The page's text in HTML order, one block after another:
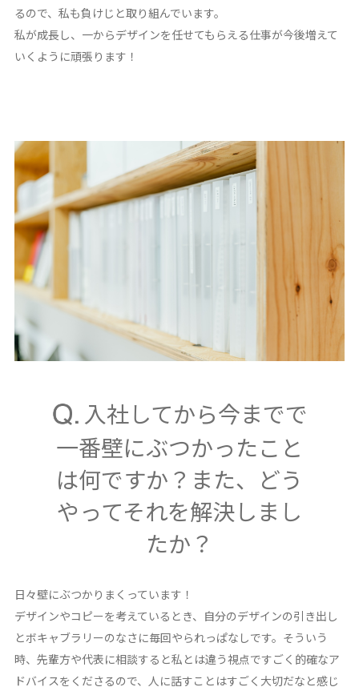
るので、私も負けじと取り組んでいます。
私が成長し、一からデザインを任せてもらえる仕事が今後増えて
いくように頑張ります！
入社してから今までで
一番壁にぶつかったこと
は何ですか？また、どう
やってそれを解決しまし
たか？
日々壁にぶつかりまくっています！
デザインやコピーを考えているとき、自分のデザインの引き出し
とボキャブラリーのなさに毎回やられっぱなしです。そういう
時、先輩方や代表に相談すると私とは違う視点ですごく的確なア
ドバイスをくださるので、人に話すことはすごく大切だなと感じ